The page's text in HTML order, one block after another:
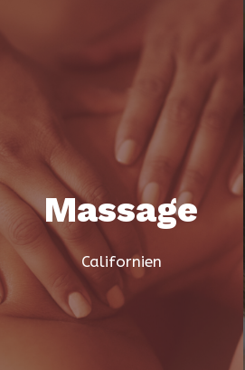
Massage
Californien